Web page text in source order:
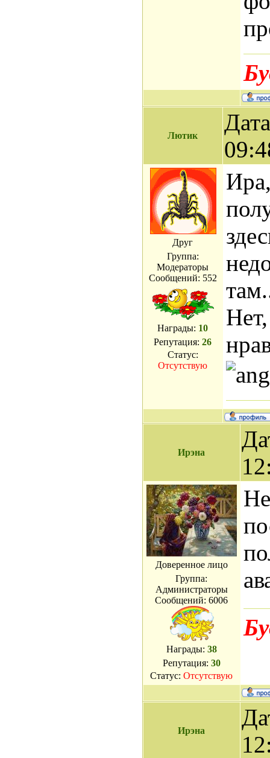
Лютик
Друг
Группа:
Модераторы
Сообщений: 552
Награды: 10
Репутация:26
Статус:
Отсутствую
Ирэна
Доверенное лицо
Группа:
Администраторы
Сообщений:6006
Награды: 38
Репутация: 30
Статус:Отсутствую
Ирэна